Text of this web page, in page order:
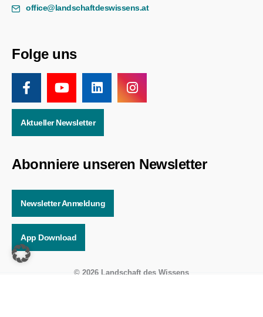
office@landschaftdeswissens.at
Folge uns
Aktueller Newsletter
Abonniere unseren Newsletter
Newsletter Anmeldung
App Download
© 2026 Landschaft des Wissens